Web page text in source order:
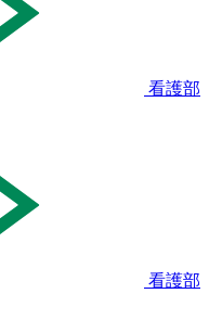
看護部
看護部